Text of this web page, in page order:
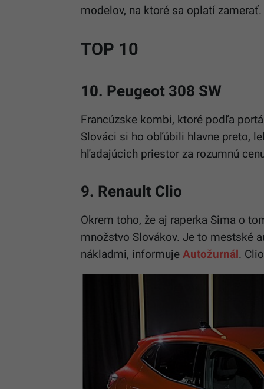
modelov, na ktoré sa oplatí zamerať.
TOP 10
10. Peugeot 308 SW
Francúzske kombi, ktoré podľa
Slováci si ho obľúbili hlavne preto,
hľadajúcich priestor za rozumnú
9. Renault Clio
Okrem toho, že aj raperka Sima o
množstvo Slovákov. Je to mestské
nákladmi, informuje Autožurnál.